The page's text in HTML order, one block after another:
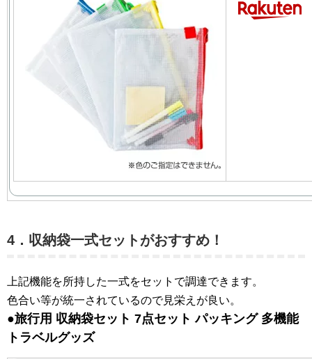
4．収納袋一式セットがおすすめ！
上記機能を所持した一式をセットで調達できます。
色合い等が統一されているので見栄えが良い。
●旅行用 収納袋セット 7点セット パッキング 多機能
トラベルグッズ